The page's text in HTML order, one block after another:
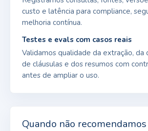
custo e latência para compliance,
melhoria contínua.
Testes e evals com casos reais
Validamos qualidade da extração, da
de cláusulas e dos resumos com
antes de ampliar o uso.
Quando não